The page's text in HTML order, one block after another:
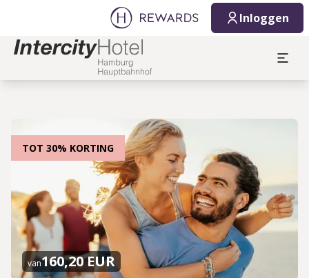
Inloggen
TOT 30% KORTING
van160,20 EUR